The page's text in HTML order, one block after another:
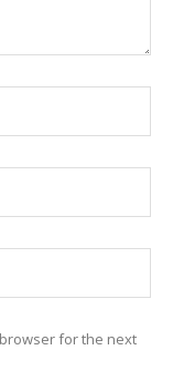
for the next